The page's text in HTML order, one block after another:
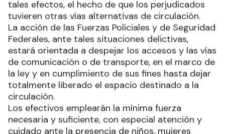
tales efectos, el hecho de que los perjudicados
tuvieren otras vías alternativas de circulación.
La acción de las Fuerzas Policiales y de Seguridad
Federales, ante tales situaciones delictivas,
estará orientada a despejar los accesos y las vías
de comunicación o de transporte, en el marco de
la ley y en cumplimiento de sus fines hasta dejar
totalmente liberado el espacio destinado a la
circulación.
Los efectivos emplearán la mínima fuerza
necesaria y suficiente, con especial atención y
cuidado ante la presencia de niños, mujeres